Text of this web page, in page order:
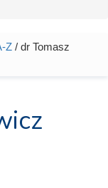
Z / dr Tomasz